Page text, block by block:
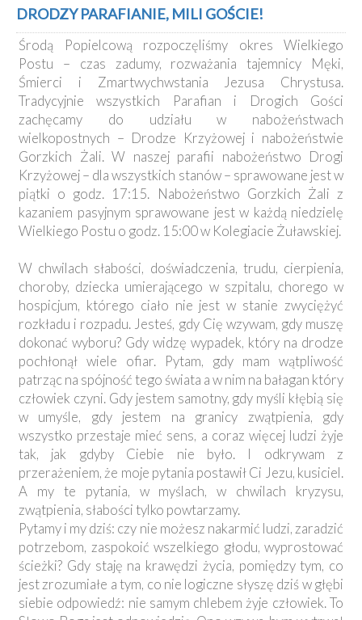
Kancelaria
Galeria
Nowy
Staw
Kapituła
Kolegiacka
Polecane
strony
DRODZY PARAFIANIE, MILI GOŚCIE!
Środą Popielcową rozpoczęliśmy okres Wielkiego
Postu – czas zadumy, rozważania tajemnicy Męki,
Śmierci i Zmartwychwstania Jezusa Chrystusa.
Tradycyjnie wszystkich Parafian i Drogich Gości
zachęcamy do udziału w nabożeństwach
wielkopostnych – Drodze Krzyżowej i nabożeństwie
Gorzkich Żali. W naszej parafii nabożeństwo Drogi
Krzyżowej – dla wszystkich stanów – sprawowane jest w
piątki o godz. 17:15. Nabożeństwo Gorzkich Żali z
kazaniem pasyjnym sprawowane jest w każdą niedzielę
Wielkiego Postu o godz. 15:00 w Kolegiacie Żuławskiej.
W chwilach słabości, doświadczenia, trudu, cierpienia,
choroby, dziecka umierającego w szpitalu, chorego w
hospicjum, którego ciało nie jest w stanie zwyciężyć
rozkładu i rozpadu. Jesteś, gdy Cię wzywam, gdy muszę
dokonać wyboru? Gdy widzę wypadek, który na drodze
pochłonął wiele ofiar. Pytam, gdy mam wątpliwość
patrząc na spójność tego świata a w nim na bałagan który
człowiek czyni. Gdy jestem samotny, gdy myśli kłębią się
w umyśle, gdy jestem na granicy zwątpienia, gdy
wszystko przestaje mieć sens, a coraz więcej ludzi żyje
tak, jak gdyby Ciebie nie było. I odkrywam z
przerażeniem, że moje pytania postawił Ci Jezu, kusiciel.
A my te pytania, w myślach, w chwilach kryzysu,
zwątpienia, słabości tylko powtarzamy.
Pytamy i my dziś: czy nie możesz nakarmić ludzi, zaradzić
potrzebom, zaspokoić wszelkiego głodu, wyprostować
ścieżki? Gdy staję na krawędzi życia, pomiędzy tym, co
jest zrozumiałe a tym, co nie logiczne słyszę dziś w głębi
siebie odpowiedź: nie samym chlebem żyje człowiek. To